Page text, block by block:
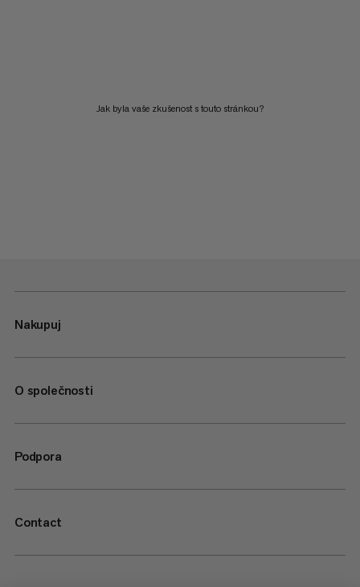
Jak byla vaše zkušenost s touto stránkou?
Nakupuj
O společnosti
Podpora
Contact